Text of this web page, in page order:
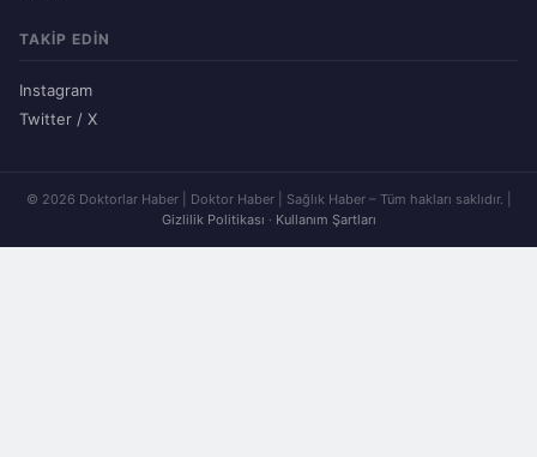
TAKIP EDIN
Instagram
Twitter / X
© 2026 Doktorlar Haber | Doktor Haber | Sağlık Haber – Tüm hakları saklıdır. |
Gizlilik Politikası · Kullanım Şartları